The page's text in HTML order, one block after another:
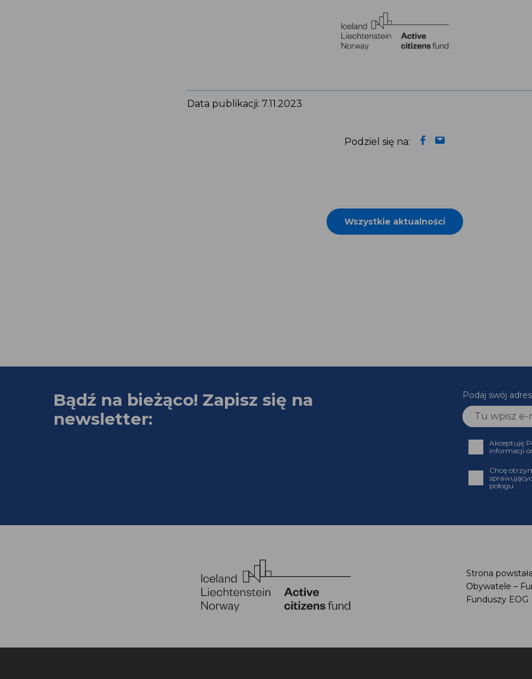
Data publikacji: 7.11.2023
Podziel się na:
Wszystkie aktualności
Bądź na bieżąco! Zapisz się na
newsletter:
Podaj swój
Akceptuję
informacji
Chcę
połogu
Strona
Obywatele –
Funduszy EOG